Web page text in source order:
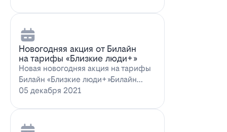
Новогодняя акция от Билайн
на тарифы «Близкие люди+»
Новая новогодняя акция на тарифы
Билайн «Близкие люди+»Билайн
предлагает новогоднее пред…
05 декабря 2021